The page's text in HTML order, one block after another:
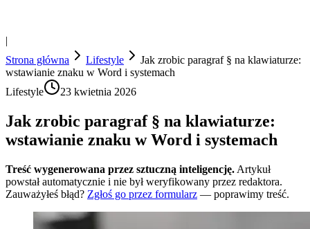
|
Strona główna
Lifestyle
Jak zrobic paragraf § na klawiaturze:
wstawianie znaku w Word i systemach
Lifestyle
23 kwietnia 2026
Jak zrobic paragraf § na klawiaturze:
wstawianie znaku w Word i systemach
Treść wygenerowana przez sztuczną inteligencję. Artykuł
powstał automatycznie i nie był weryfikowany przez redaktora.
Zauważyłeś błąd? Zgłoś go przez formularz — poprawimy treść.